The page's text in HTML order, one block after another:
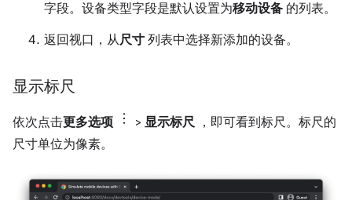
字段。设备类型字段是默认设置为移动设备 的列表。
返回视口，从尺寸 列表中选择新添加的设备。
显示标尺
依次点击更多选项 > 显示标尺 ，即可看到标尺。标尺的
尺寸单位为像素。